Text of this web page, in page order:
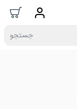
جستجو